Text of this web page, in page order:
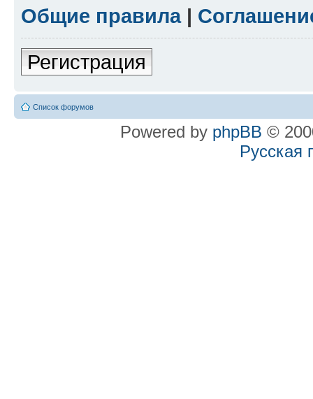
Общие правила|
Регистрация
Список форумов
Powered by phpBB ©
Русская